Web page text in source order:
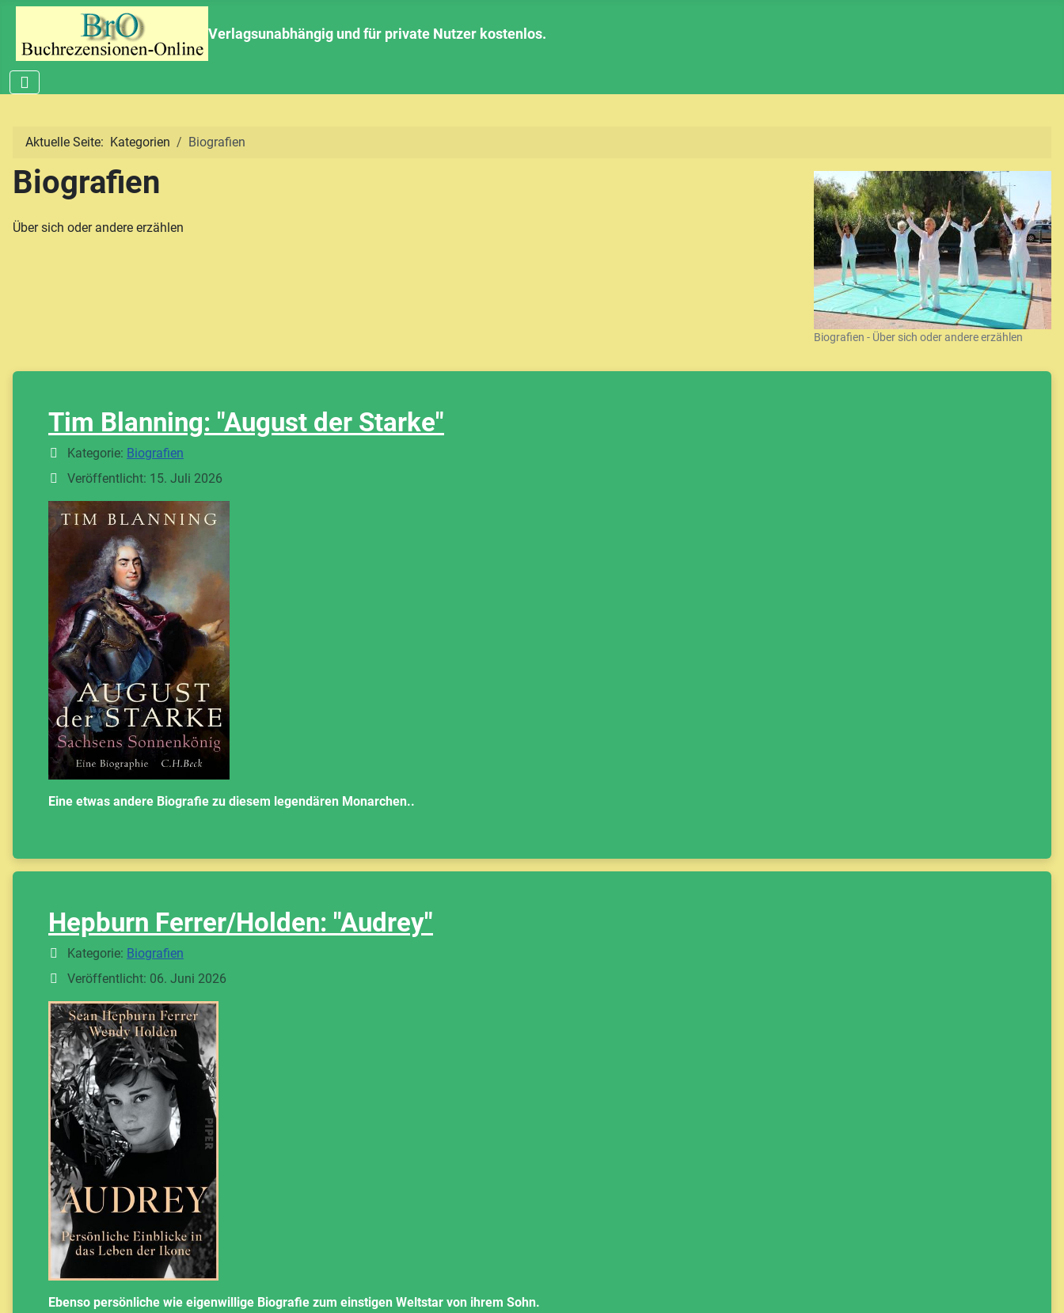
Verlagsunabhängig und für private Nutzer kostenlos.
Aktuelle Seite: Kategorien Biografien
Biografien - Über sich oder andere erzählen
Biografien
Über sich oder andere erzählen
Tim Blanning: "August der Starke"
DetailsKategorie: Biografien
Veröffentlicht: 15. Juli 2026
Eine etwas andere Biografie zu diesem legendären Monarchen..
Hepburn Ferrer/Holden: "Audrey"
DetailsKategorie: Biografien
Veröffentlicht: 06. Juni 2026
Ebenso persönliche wie eigenwillige Biografie zum einstigen Weltstar von ihrem Sohn.